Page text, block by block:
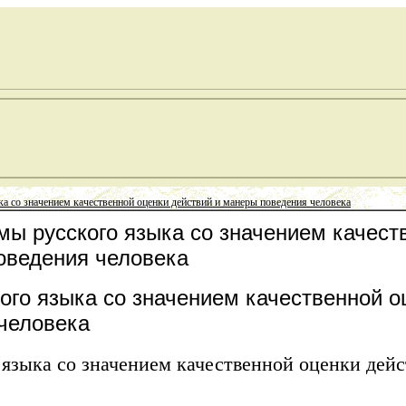
со значением качественной оценки действий и манеры поведения человека
русского языка со значением
человека
языка со значением качественной
со значением качественной оценки